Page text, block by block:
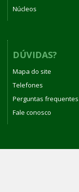
Núcleos
DÚVIDAS?
Mapa do site
Telefones
Perguntas frequentes
Fale conosco